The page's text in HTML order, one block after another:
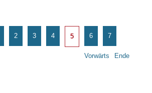
Seite 5 von 7
2 3 4 5 6 7
Vorwärts Ende